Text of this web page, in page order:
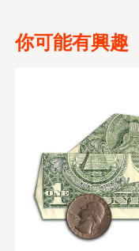
你可能有興趣